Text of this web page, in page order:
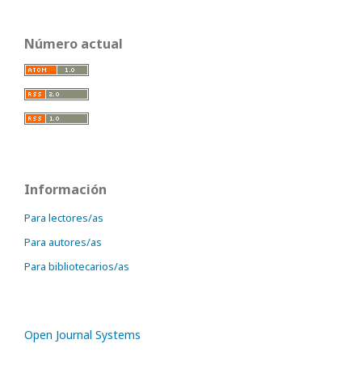
Número actual
Información
Para lectores/as
Para autores/as
Para bibliotecarios/as
Open Journal Systems